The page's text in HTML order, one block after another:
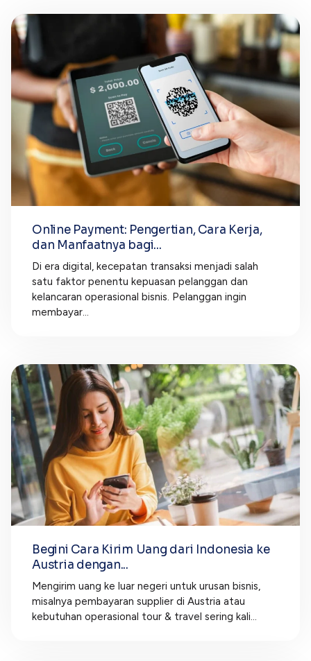
Online Payment: Pengertian, Cara Kerja,
dan Manfaatnya bagi...
Di era digital, kecepatan transaksi menjadi salah
satu faktor penentu kepuasan pelanggan dan
kelancaran operasional bisnis. Pelanggan ingin
membayar...
Begini Cara Kirim Uang dari Indonesia ke
Austria dengan...
Mengirim uang ke luar negeri untuk urusan bisnis,
misalnya pembayaran supplier di Austria atau
kebutuhan operasional tour & travel sering kali...